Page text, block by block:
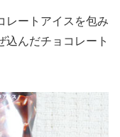
レートアイスを包み
込んだチョコレート